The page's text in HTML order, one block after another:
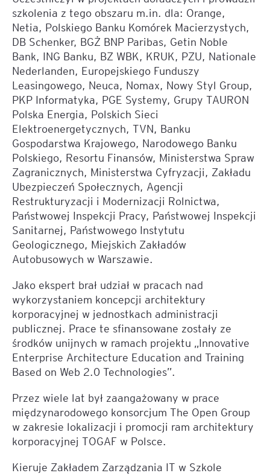
szkolenia z tego obszaru m.in. dla: Orange,
Netia, Polskiego Banku Komórek Macierzystych,
DB Schenker, BGŻ BNP Paribas, Getin Noble
Bank, ING Banku, BZ WBK, KRUK, PZU, Nationale
Nederlanden, Europejskiego Funduszy
Leasingowego, Neuca, Nomax, Nowy Styl Group,
PKP Informatyka, PGE Systemy, Grupy TAURON
Polska Energia, Polskich Sieci
Elektroenergetycznych, TVN, Banku
Gospodarstwa Krajowego, Narodowego Banku
Polskiego, Resortu Finansów, Ministerstwa Spraw
Zagranicznych, Ministerstwa Cyfryzacji, Zakładu
Ubezpieczeń Społecznych, Agencji
Restrukturyzacji i Modernizacji Rolnictwa,
Państwowej Inspekcji Pracy, Państwowej Inspekcji
Sanitarnej, Państwowego Instytutu
Geologicznego, Miejskich Zakładów
Autobusowych w Warszawie.
Jako ekspert brał udział w pracach nad
wykorzystaniem koncepcji architektury
korporacyjnej w jednostkach administracji
publicznej. Prace te sfinansowane zostały ze
środków unijnych w ramach projektu „Innovative
Enterprise Architecture Education and Training
Based on Web 2.0 Technologies”.
Przez wiele lat był zaangażowany w prace
międzynarodowego konsorcjum The Open Group
w zakresie lokalizacji i promocji ram architektury
korporacyjnej TOGAF w Polsce.
Kieruje Zakładem Zarządzania IT w Szkole